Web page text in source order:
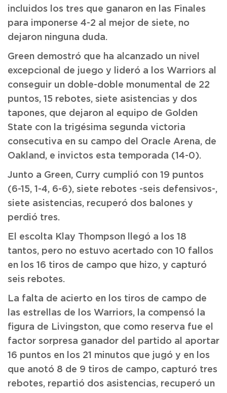
incluidos los tres que ganaron en las Finales
para imponerse 4-2 al mejor de siete, no
dejaron ninguna duda.
Green demostró que ha alcanzado un nivel
excepcional de juego y lideró a los Warriors al
conseguir un doble-doble monumental de 22
puntos, 15 rebotes, siete asistencias y dos
tapones, que dejaron al equipo de Golden
State con la trigésima segunda victoria
consecutiva en su campo del Oracle Arena, de
Oakland, e invictos esta temporada (14-0).
Junto a Green, Curry cumplió con 19 puntos
(6-15, 1-4, 6-6), siete rebotes -seis defensivos-,
siete asistencias, recuperó dos balones y
perdió tres.
El escolta Klay Thompson llegó a los 18
tantos, pero no estuvo acertado con 10 fallos
en los 16 tiros de campo que hizo, y capturó
seis rebotes.
La falta de acierto en los tiros de campo de
las estrellas de los Warriors, la compensó la
figura de Livingston, que como reserva fue el
factor sorpresa ganador del partido al aportar
16 puntos en los 21 minutos que jugó y en los
que anotó 8 de 9 tiros de campo, capturó tres
rebotes, repartió dos asistencias, recuperó un